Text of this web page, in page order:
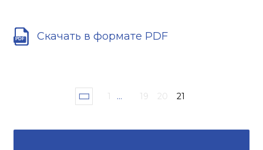
Скачать в формате PDF
1 ... 19 20 21